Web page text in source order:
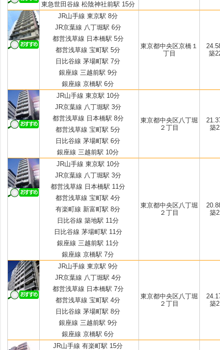
東急世田谷線 松陰神社前駅 15分
JR山手線 東京駅 8分
JR京葉線 八丁堀駅 6分
都営浅草線 日本橋駅 5分
都営浅草線 宝町駅 5分
日比谷線 茅場町駅 7分
銀座線 三越前駅 9分
銀座線 京橋駅 6分
東京都中央区京橋１
丁目
築
JR山手線 東京駅 10分
JR京葉線 八丁堀駅 3分
都営浅草線 日本橋駅 8分
都営浅草線 宝町駅 5分
日比谷線 茅場町駅 6分
銀座線 三越前駅 10分
東京都中央区八丁堀
２丁目
築
JR山手線 東京駅 10分
JR京葉線 八丁堀駅 3分
都営浅草線 日本橋駅 11分
都営浅草線 宝町駅 4分
有楽町線 新富町駅 8分
日比谷線 築地駅 11分
日比谷線 茅場町駅 11分
銀座線 三越前駅 11分
銀座線 京橋駅 7分
東京都中央区八丁堀
２丁目
築
JR山手線 東京駅 9分
JR京葉線 八丁堀駅 4分
都営浅草線 日本橋駅 7分
都営浅草線 宝町駅 4分
日比谷線 茅場町駅 8分
銀座線 三越前駅 9分
銀座線 京橋駅 6分
東京都中央区八丁堀
２丁目
築
JR山手線 有楽町駅 15分